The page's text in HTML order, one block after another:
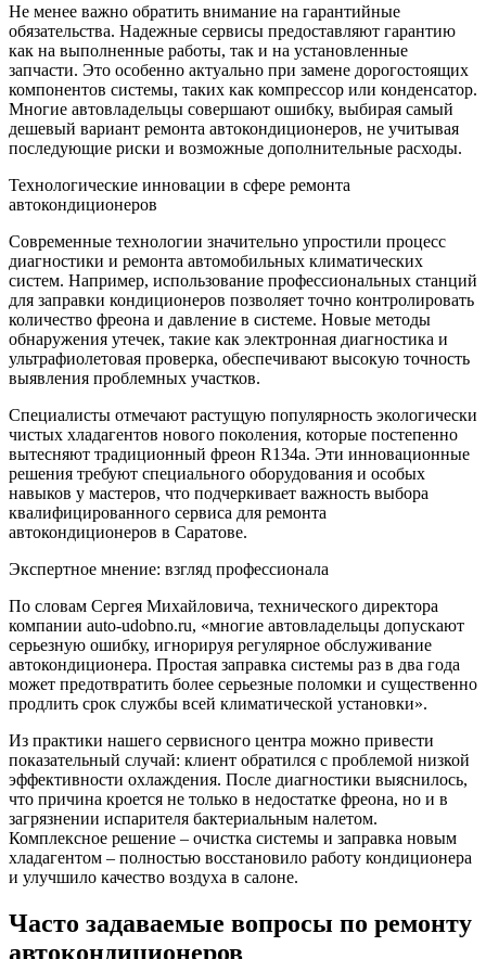
Не менее важно обратить внимание на гарантийные
обязательства. Надежные сервисы предоставляют гарантию
как на выполненные работы, так и на установленные
запчасти. Это особенно актуально при замене дорогостоящих
компонентов системы, таких как компрессор или конденсатор.
Многие автовладельцы совершают ошибку, выбирая самый
дешевый вариант ремонта автокондиционеров, не учитывая
последующие риски и возможные дополнительные расходы.
Технологические инновации в сфере ремонта
автокондиционеров
Современные технологии значительно упростили процесс
диагностики и ремонта автомобильных климатических
систем. Например, использование профессиональных станций
для заправки кондиционеров позволяет точно контролировать
количество фреона и давление в системе. Новые методы
обнаружения утечек, такие как электронная диагностика и
ультрафиолетовая проверка, обеспечивают высокую точность
выявления проблемных участков.
Специалисты отмечают растущую популярность экологически
чистых хладагентов нового поколения, которые постепенно
вытесняют традиционный фреон R134a. Эти инновационные
решения требуют специального оборудования и особых
навыков у мастеров, что подчеркивает важность выбора
квалифицированного сервиса для ремонта
автокондиционеров в Саратове.
Экспертное мнение: взгляд профессионала
По словам Сергея Михайловича, технического директора
компании auto-udobno.ru, «многие автовладельцы допускают
серьезную ошибку, игнорируя регулярное обслуживание
автокондиционера. Простая заправка системы раз в два года
может предотвратить более серьезные поломки и существенно
продлить срок службы всей климатической установки».
Из практики нашего сервисного центра можно привести
показательный случай: клиент обратился с проблемой низкой
эффективности охлаждения. После диагностики выяснилось,
что причина кроется не только в недостатке фреона, но и в
загрязнении испарителя бактериальным налетом.
Комплексное решение – очистка системы и заправка новым
хладагентом – полностью восстановило работу кондиционера
и улучшило качество воздуха в салоне.
Часто задаваемые вопросы по ремонту
автокондиционеров